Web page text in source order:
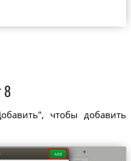
8
чтобы добавить